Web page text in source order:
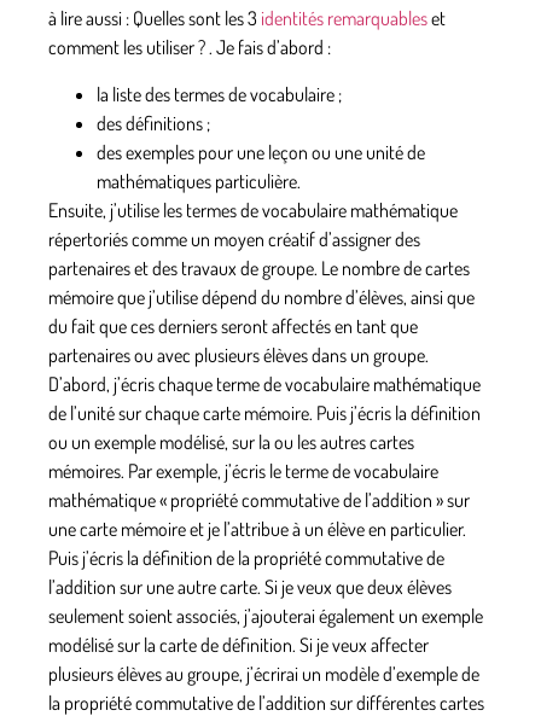
à lire aussi : Quelles sont les 3 identités remarquableset
comment les utiliser ? . Je fais d’abord :
la liste des termes de vocabulaire ;
des définitions ;
des exemples pour une leçon ou une unité de
mathématiques particulière.
Ensuite, j’utilise les termes de vocabulaire mathématique
répertoriés comme un moyen créatif d’assigner des
partenaires et des travaux de groupe. Le nombre de cartes
mémoire que j’utilise dépend du nombre d’élèves, ainsi que
du fait que ces derniers seront affectés en tant que
partenaires ou avec plusieurs élèves dans un groupe.
D’abord, j’écris chaque terme de vocabulaire mathématique
de l’unité sur chaque carte mémoire. Puis j’écris la définition
ou un exemple modélisé, sur la ou les autres cartes
mémoires. Par exemple, j’écris le terme de vocabulaire
mathématique « propriété commutative de l’addition » sur
une carte mémoire et je l’attribue à un élève en particulier.
Puis j’écris la définition de la propriété commutative de
l’addition sur une autre carte. Si je veux que deux élèves
seulement soient associés, j’ajouterai également un exemple
modélisé sur la carte de définition. Si je veux affecter
plusieurs élèves au groupe, j’écrirai un modèle d’exemple de
la propriété commutative de l’addition sur différentes cartes